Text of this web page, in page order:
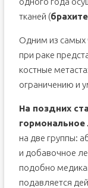
тканей (
Одним из самых
при раке
костные
ограничению и
На поздних
гормональное
на две группы:
и добавочное
подобно
подавляется